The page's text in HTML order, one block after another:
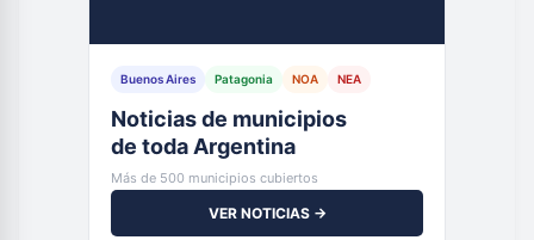
Buenos Aires Patagonia NOA NEA
Noticias de municipios
de toda Argentina
Más de 500 municipios cubiertos
VER NOTICIAS →